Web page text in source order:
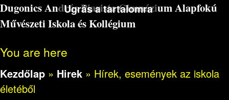
Ugrás a tartalomra
Dugonics András Piarista Gimnázium Alapfokú
Művészeti Iskola és Kollégium
You are here
Kezdőlap » Hirek » Hírek, események az iskola
életéből